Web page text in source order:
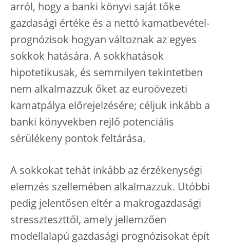
arról, hogy a banki könyvi saját tőke
gazdasági értéke és a nettó kamatbevétel-
prognózisok hogyan változnak az egyes
sokkok hatására. A sokkhatások
hipotetikusak, és semmilyen tekintetben
nem alkalmazzuk őket az euroövezeti
kamatpálya előrejelzésére; céljuk inkább a
banki könyvekben rejlő potenciális
sérülékeny pontok feltárása.
A sokkokat tehát inkább az érzékenységi
elemzés szellemében alkalmazzuk. Utóbbi
pedig jelentősen eltér a makrogazdasági
stresszteszttől, amely jellemzően
modellalapú gazdasági prognózisokat épít